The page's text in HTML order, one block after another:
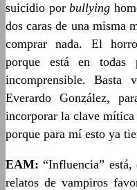
suicidio porbullying
dos caras de una misma
comprar nada. El
porque está en todas
incomprensible. Basta
Everardo González,
incorporar la clave
porque para mí esto ya
EAM:“Influencia”
relatos de vampiros